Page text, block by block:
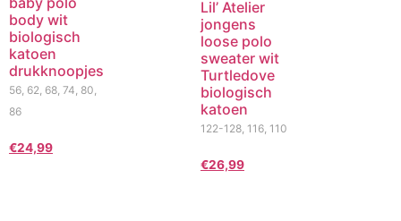
body wit
biologisch
katoen
drukknoopjes
56, 62, 68, 74, 80,
86
€24,99
Lil’ Atelier
jongens
loose polo
sweater wit
Turtledove
biologisch
katoen
122-128, 116, 110
€26,99